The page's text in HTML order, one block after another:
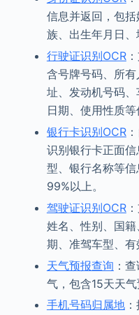
信息并返回，包
族、出生年月日、
行驶证识别OCR
含号牌号码、所
址、发动机号码
日期、使用性质等
银行卡识别OCR
识别银行卡正面
型、银行名称等
99%以上。
驾驶证识别OCR
姓名、性别、国
期、准驾车型、有
天气预报查询 ：
气，包含15天天气
手机号码归属地：